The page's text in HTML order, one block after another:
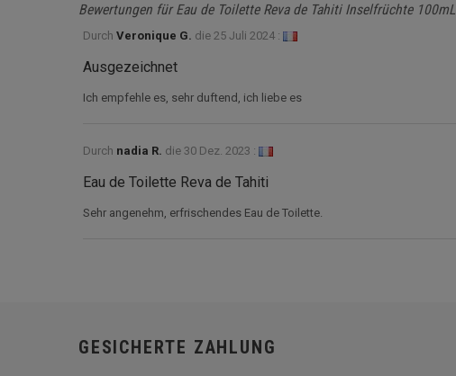
Bewertungen für Eau de Toilette Reva de Tahiti Inselfrüchte 100mL
Durch Veronique G. die 25 Juli 2024 :
Ausgezeichnet
Ich empfehle es, sehr duftend, ich liebe es
Durch nadia R. die 30 Dez. 2023 :
Eau de Toilette Reva de Tahiti
Sehr angenehm, erfrischendes Eau de Toilette.
GESICHERTE ZAHLUNG